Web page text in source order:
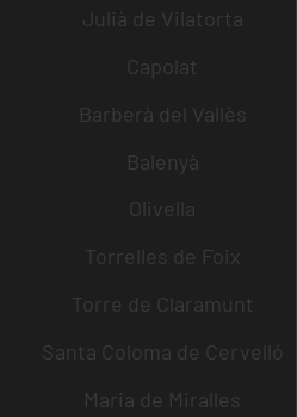
Julià de Vilatorta
Capolat
Barberà del Vallès
Balenyà
Olivella
Torrelles de Foix
Torre de Claramunt
Santa Coloma de Cervelló
Maria de Miralles